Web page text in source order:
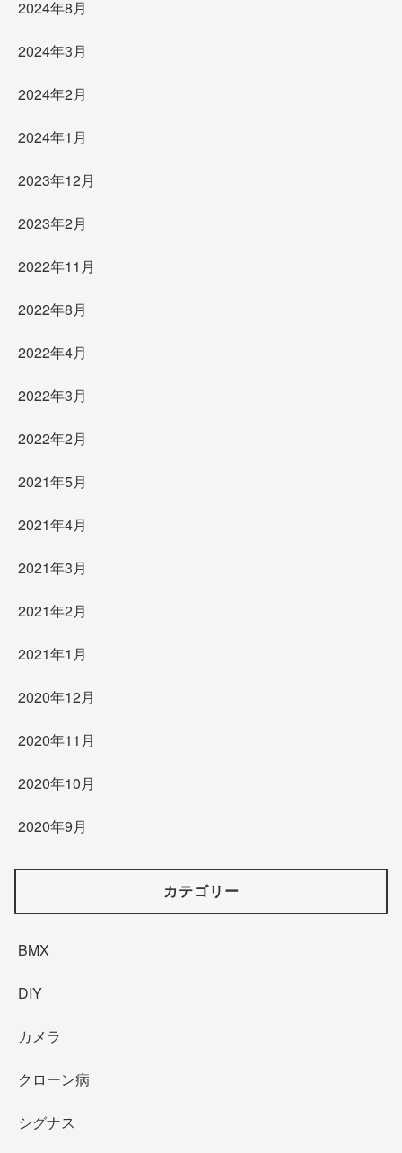
2024年8月
2024年3月
2024年2月
2024年1月
2023年12月
2023年2月
2022年11月
2022年8月
2022年4月
2022年3月
2022年2月
2021年5月
2021年4月
2021年3月
2021年2月
2021年1月
2020年12月
2020年11月
2020年10月
2020年9月
カテゴリー
BMX
DIY
カメラ
クローン病
シグナス